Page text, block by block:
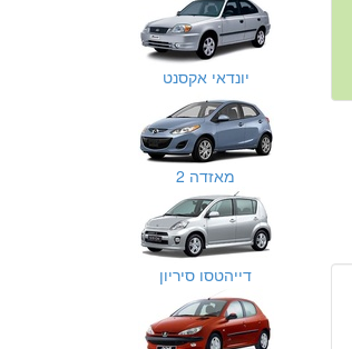
יונדאי אקסנט
מאזדה 2
דייהטסו סיריון